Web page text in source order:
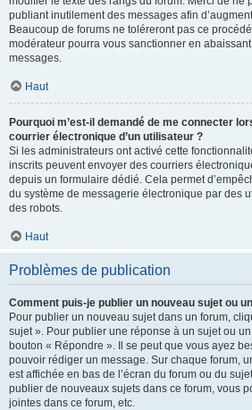
publiant inutilement des messages afin
Beaucoup de forums ne toléreront pas ce
modérateur pourra vous sanctionner en
messages.
Haut
Pourquoi m’est-il demandé de me connecter
courrier électronique d’un utilisateur ?
Si les administrateurs ont activé cette
inscrits peuvent envoyer des courriers
depuis un formulaire dédié. Cela permet
du système de messagerie électronique par des
des robots.
Haut
Problèmes de publication
Comment puis-je publier un nouveau sujet ou
Pour publier un nouveau sujet dans un forum,
sujet ». Pour publier une réponse à un sujet ou
bouton « Répondre ». Il se peut que vous ayez
pouvoir rédiger un message. Sur chaque forum,
est affichée en bas de l’écran du forum ou du
publier de nouveaux sujets dans ce forum, vous
jointes dans ce forum, etc.